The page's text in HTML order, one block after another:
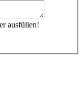
ausfüllen!